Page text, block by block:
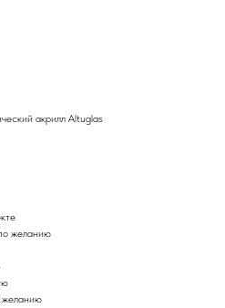
акрилл Altuglas
желанию
желанию